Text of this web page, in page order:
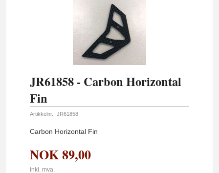
JR61858 - Carbon Horizontal
Fin
Artikkelnr.: JR61858
Carbon Horizontal Fin
NOK89,00
inkl. mva.